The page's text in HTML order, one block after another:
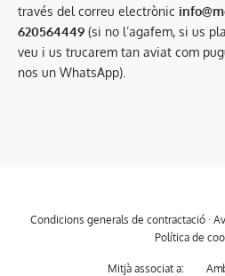
través del correu electrònic
620564449 (si no l’agafem, si us
veu i us trucarem tan aviat com
nos un WhatsApp).
Condicions generals de contractació·
Política de
Mitjà associat a: